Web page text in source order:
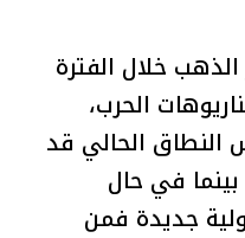
خلال الفترة
الحرب،
النطاق الحالي قد
بينما في حال
جديدة فمن